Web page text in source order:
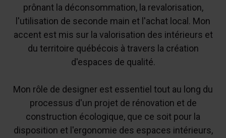
prônant la déconsommation, la revalorisation,
l'utilisation de seconde main et l'achat local. Mon
accent est mis sur la valorisation des intérieurs et
du territoire québécois à travers la création
d'espaces de qualité.
Mon rôle de designer est essentiel tout au long du
processus d'un projet de rénovation et de
construction écologique, que ce soit pour la
disposition et l'ergonomie des espaces intérieurs,